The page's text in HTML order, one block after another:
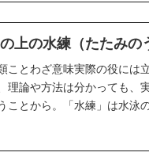
上の水練（たたみの
ことわざ意味実際の役には
理論や方法は分かっても、
ことから。「水練」は水泳
中での実地の訓練をし...